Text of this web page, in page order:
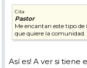
Cita
Pastor
Me encantan este tipo
que quiere la comunidad.
Así es! A ver si tiene